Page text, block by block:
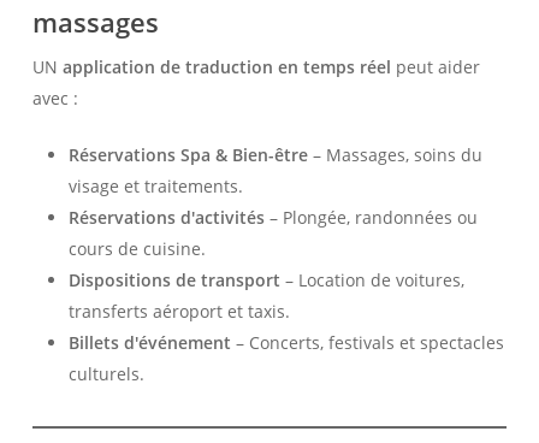
massages
UN application de traduction en temps réel peut aider
avec :
Réservations Spa & Bien-être– Massages, soins du
visage et traitements.
Réservations d'activités– Plongée, randonnées ou
cours de cuisine.
Dispositions de transport – Location de voitures,
transferts aéroport et taxis.
Billets d'événement – Concerts, festivals et spectacles
culturels.